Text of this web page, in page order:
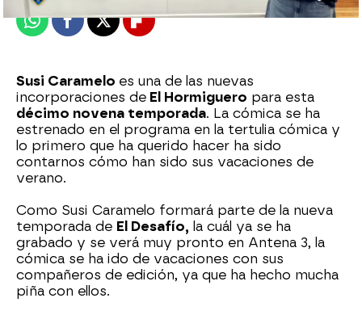
WhatsappFacebook
X Flipboard
Susi Caramelo es una de las nuevas
incorporaciones de El Hormiguero para esta
décimo novena temporada. La cómica se ha
estrenado en el programa en la tertulia cómica y
lo primero que ha querido hacer ha sido
contarnos cómo han sido sus vacaciones de
verano.
Como Susi Caramelo formará parte de la nueva
temporada de El Desafío, la cuál ya se ha
grabado y se verá muy pronto en Antena 3, la
cómica se ha ido de vacaciones con sus
compañeros de edición, ya que ha hecho mucha
piña con ellos.